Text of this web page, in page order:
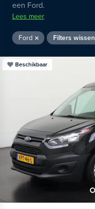
een Ford.
Lees meer
Ford Filters wissen
Beschikbaar